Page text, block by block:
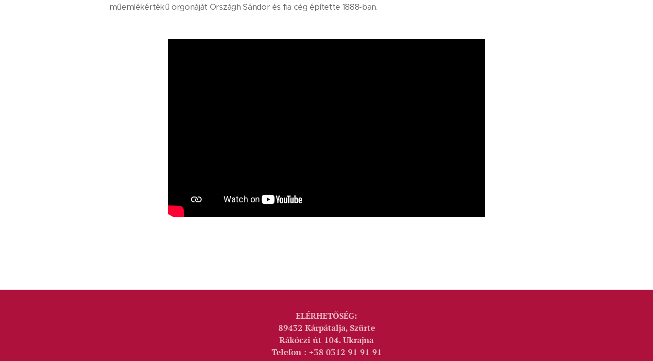
műemlékértékű orgonáját Országh Sándor és fia cég építette 1888-ban.
ELÉRHETŐSÉG:
89432 Kárpátalja, Szürte
Rákóczi út 104. Ukrajna
Telefon : +38 0312 91 91 91